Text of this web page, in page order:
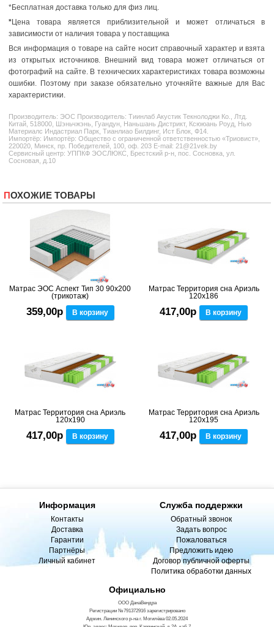
*Бесплатная доставка только для физ лиц.
*Цена товара является приблизительной и может отличаться в
зависимости от наличия товара у поставщика
Вся информация о товаре на сайте носит справочный характер и взята
из открытых источников. Внешний вид товара может отличаться от
фотографий на сайте. В технических характеристиках товара возможны
ошибки. Поэтому при заказе обязательно уточняйте важные для Вас
характеристики.
Производитель: ЭОС Производитель: Тиинлаб Акустик Текнолоджи Ко., Лтд.
Китай, 518000, Шэньчжэнь, Гуандун, Наньшань Дистрикт, Ксююань Роуд, Нью
Материалс Индастриал Парк, Тианлиао Билдинг, Ист Блок, Ф14.
Импортёр: Импортёр: Общество с ограниченной ответственностью «Триовист»,
220020, Минск, пр. Победителей, 100, оф. 203 E-mail: 21@21vek.by
Сервисный центр: УППКФ ЭОСЛЮКС, Брестский р-н, пос. Сосновка, ул.
Сосновая, д.10
ПОХОЖИЕ ТОВАРЫ
Матрас ЭОС Аспект Тип 30 90x200
(трикотаж)
359,00р В корзину
Матрас Территория сна Ариэль
120x186
417,00р В корзину
Матрас Территория сна Ариэль
120x190
417,00р В корзину
Матрас Территория сна Ариэль
120x195
417,00р В корзину
Информация
Контакты
Доставка
Гарантии
Партнёры
Личный кабинет
Служба поддержки
Обратный звонок
Задать вопрос
Пожаловаться
Предложить идею
Договор публичной оферты
Политика обработки данных
Официально
ООО ДанаВендра
Регистрации №791372916 зарегистрировано
Админ. Ленинского р-на г. Могилёва 02.05.2024